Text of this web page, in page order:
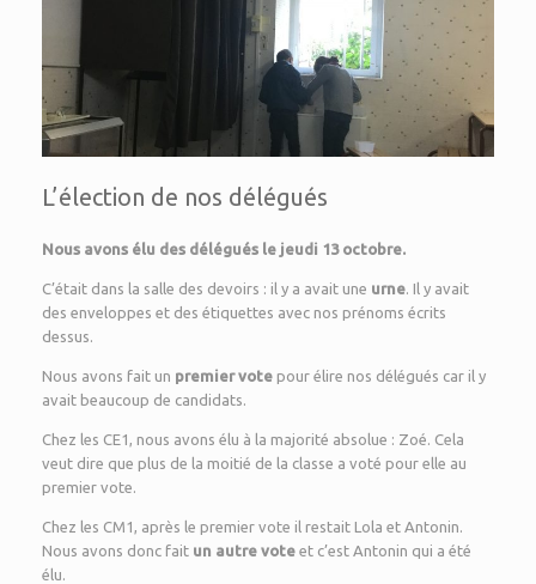
L’élection de nos délégués
Nous avons élu des délégués le jeudi 13 octobre.
C’était dans la salle des devoirs : il y a avait une urne . Il y avait
des enveloppes et des étiquettes avec nos prénoms écrits
dessus.
Nous avons fait un premier vote pour élire nos délégués car il y
avait beaucoup de candidats.
Chez les CE1, nous avons élu à la majorité absolue : Zoé. Cela
veut dire que plus de la moitié de la classe a voté pour elle au
premier vote.
Chez les CM1, après le premier vote il restait Lola et Antonin.
Nous avons donc fait un autre vote et c’est Antonin qui a été
élu.